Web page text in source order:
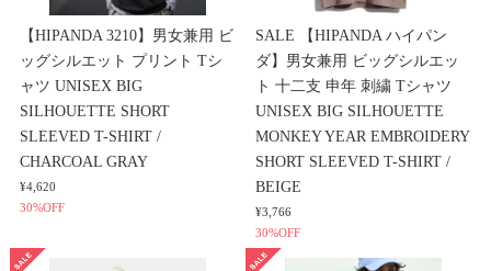
【HIPANDA 3210】男女兼用 ビ
ッグシルエット プリント Tシ
ャツ UNISEX BIG
SILHOUETTE SHORT
SLEEVED T-SHIRT /
CHARCOAL GRAY
¥4,620
30%OFF
SALE 【HIPANDA ハイパン
ダ】男女兼用 ビッグシルエッ
ト 十二支 申年 刺繍 Tシャツ
UNISEX BIG SILHOUETTE
MONKEY YEAR EMBROIDERY
SHORT SLEEVED T-SHIRT /
BEIGE
¥3,766
30%OFF